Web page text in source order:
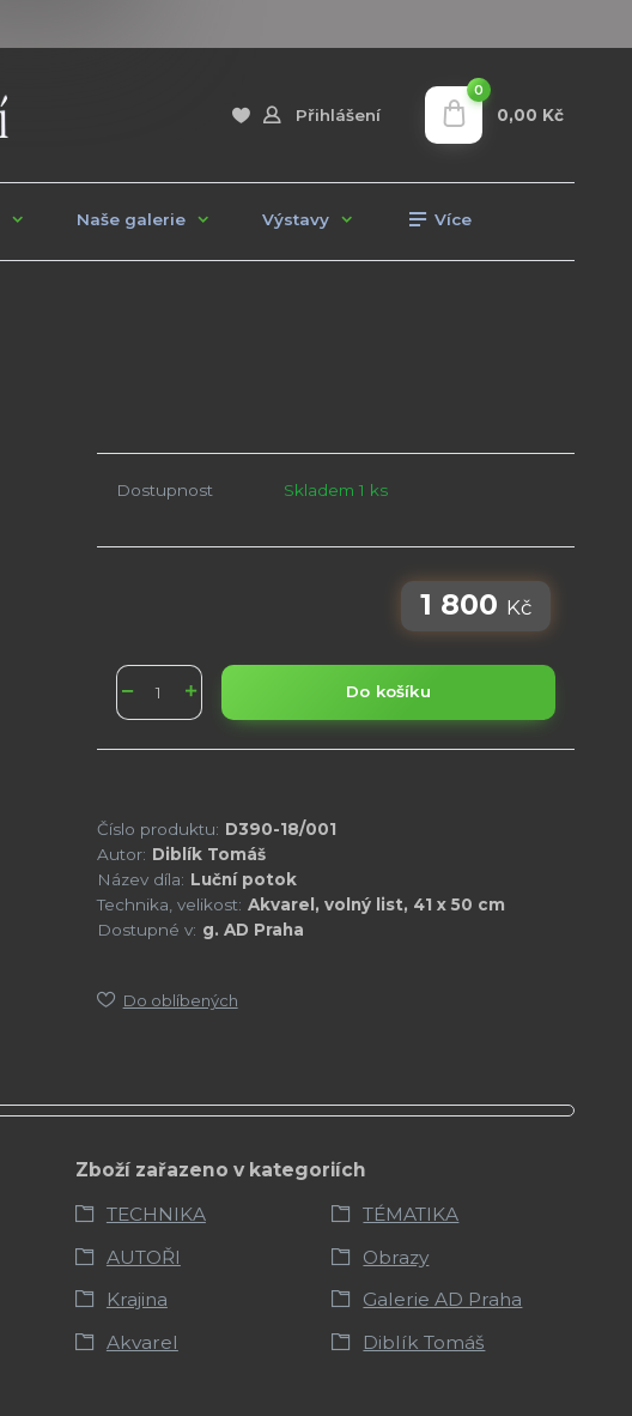
Přihlášení
0
0,00 Kč
Naše galerie Výstavy Více
Dostupnost Skladem 1 ks
1 800 Kč
Do košíku
Číslo produktu: D390-18/001
Autor: Diblík Tomáš
Název díla: Luční potok
Technika, velikost: Akvarel, volný list, 41 x 50 cm
Dostupné v: g. AD Praha
Do oblíbených
Zboží zařazeno v kategoriích
TECHNIKA
TÉMATIKA
AUTOŘI
Obrazy
Krajina
Galerie AD Praha
Akvarel
Diblík Tomáš